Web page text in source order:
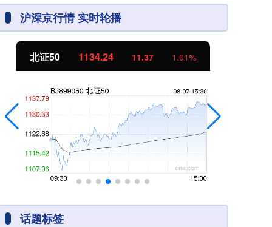
沪深京行情 实时轮播
北证50 1134.24 11.37 1.01%
话题标签